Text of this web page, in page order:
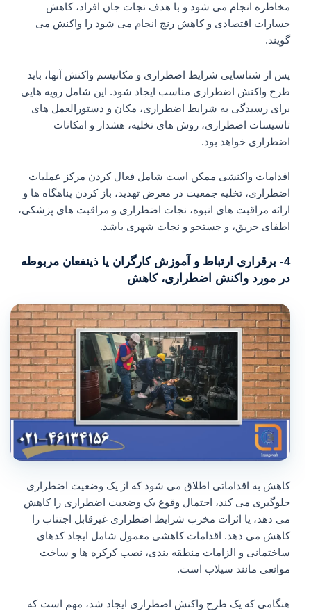
مخاطره انجام می شود و با هدف نجات جان افراد، کاهش
خسارات اقتصادی و کاهش رنج انجام می شود را واکنش می
گویند.
پس از شناسایی شرایط اضطراری و مکانیسم واکنش آنها، باید
طرح واکنش اضطراری مناسب ایجاد شود. این شامل رویه هایی
برای رسیدگی به شرایط اضطراری، مکان و دستورالعمل های
تاسیسات اضطراری، روش های تخلیه، هشدار و امکانات
اضطراری خواهد بود.
اقدامات واکنشی ممکن است شامل فعال کردن مرکز عملیات
اضطراری، تخلیه جمعیت در معرض تهدید، باز کردن پناهگاه ها و
ارائه مراقبت های انبوه، نجات اضطراری و مراقبت های پزشکی،
اطفای حریق، و جستجو و نجات شهری باشد.
4- برقراری ارتباط و آموزش کارگران یا ذینفعان مربوطه
در مورد واکنش اضطراری، کاهش
کاهش به اقداماتی اطلاق می شود که از یک وضعیت اضطراری
جلوگیری می کند، احتمال وقوع یک وضعیت اضطراری را کاهش
می دهد، یا اثرات مخرب شرایط اضطراری غیرقابل اجتناب را
کاهش می دهد. اقدامات کاهشی معمول شامل ایجاد کدهای
ساختمانی و الزامات منطقه‌ بندی، نصب کرکره‌ ها و ساخت
موانعی مانند سیلاب است.
هنگامی که یک طرح واکنش اضطراری ایجاد شد، مهم است که